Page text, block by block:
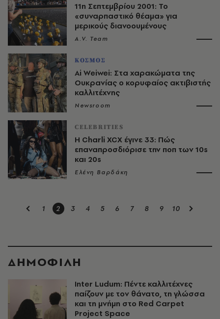
11η Σεπτεμβρίου 2001: Το
«συναρπαστικό θέαμα» για
μερικούς διανοουμένους
A.V. Team
ΚΟΣΜΟΣ
Ai Weiwei: Στα χαρακώματα της
Ουκρανίας ο κορυφαίος ακτιβιστής
καλλιτέχνης
Newsroom
CELEBRITIES
H Charli XCX έγινε 33: Πώς
επαναπροσδιόρισε την ποπ των 10s
και 20s
Ελένη Βαρδάκη
1 2 3 4 5 6 7 8 9 10
ΔΗΜΟΦΙΛΗ
Inter Ludum: Πέντε καλλιτέχνες
παίζουν με τον θάνατο, τη γλώσσα
και τη μνήμη στο Red Carpet
Project Space